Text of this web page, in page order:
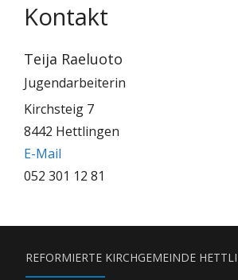
Kontakt
Teija Raeluoto
Jugendarbeiterin
Kirchsteig 7
8442 Hettlingen
E-Mail
052 301 12 81
REFORMIERTE KIRCHGEMEINDE